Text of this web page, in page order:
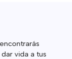
vida a tus